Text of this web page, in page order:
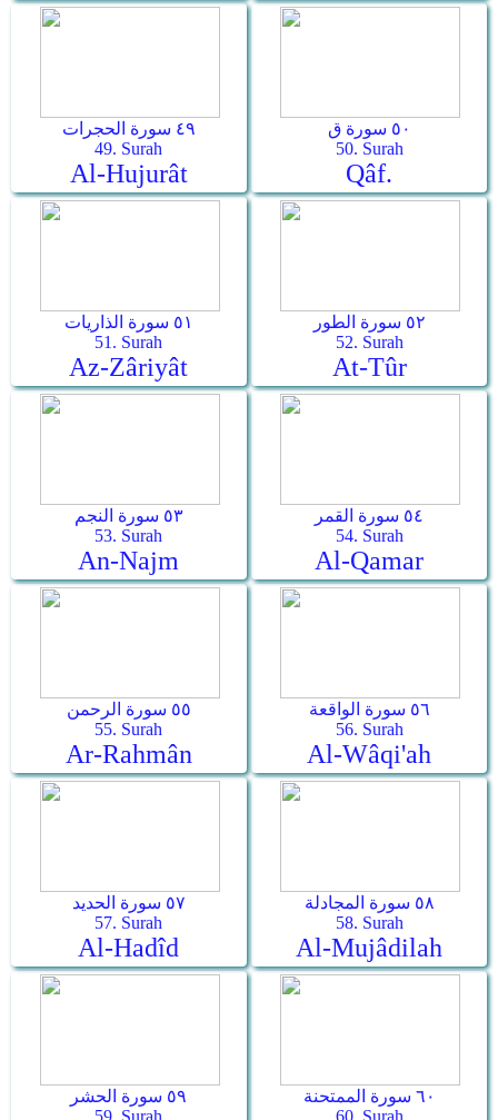
٤٩ سورة الحجرات
49. Surah
Al-Hujurât
٥٠ سورة ق
50. Surah
Qâf.
٥١ سورة الذاريات
51. Surah
Az-Zâriyât
٥٢ سورة الطور
52. Surah
At-Tûr
٥٣ سورة النجم
53. Surah
An-Najm
٥٤ سورة القمر
54. Surah
Al-Qamar
٥٥ سورة الرحمن
55. Surah
Ar-Rahmân
٥٦ سورة الواقعة
56. Surah
Al-Wâqi'ah
٥٧ سورة الحديد
57. Surah
Al-Hadîd
٥٨ سورة المجادلة
58. Surah
Al-Mujâdilah
٥٩ سورة الحشر
59. Surah
٦٠ سورة الممتحنة
60. Surah